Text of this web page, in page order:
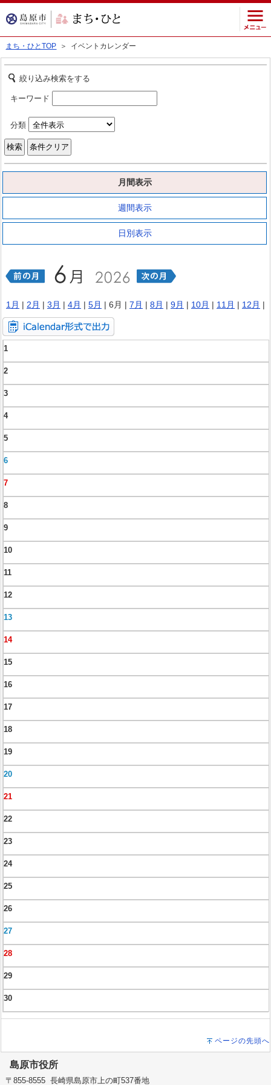
まち・ひとTOP ＞ イベントカレンダー
絞り込み検索をする
キーワード
分類
月間表示
週間表示
日別表示
1月 | 2月 | 3月 | 4月 | 5月 | 6月 | 7月 | 8月 | 9月 | 10月 | 11月 | 12月 |
1
2
3
4
5
6
7
8
9
10
11
12
13
14
15
16
17
18
19
20
21
22
23
24
25
26
27
28
29
30
ページの先頭へ
島原市役所
〒855-8555 長崎県島原市上の町537番地